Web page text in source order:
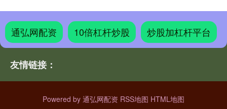
通弘网配资 10倍杠杆炒股 炒股加杠杆平台
友情链接：
Powered by 通弘网配资 RSS地图 HTML地图